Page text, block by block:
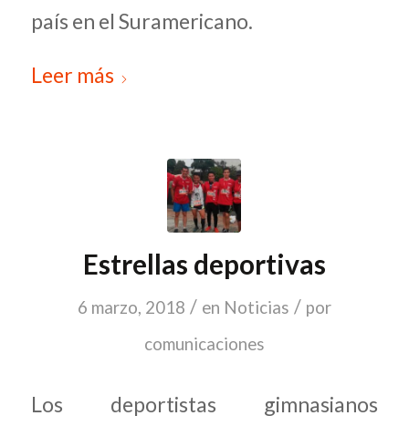
país en el Suramericano.
Leer más
Estrellas deportivas
6 marzo, 2018 / en Noticias / por
comunicaciones
Los deportistas gimnasianos